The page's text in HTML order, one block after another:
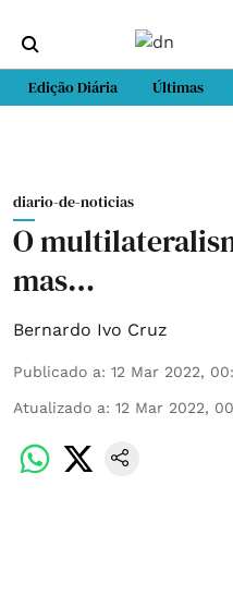
Edição Diária Últimas
diario-de-noticias
O
mas…
Bernardo Ivo Cruz
Publicado a: 12 Mar 2022,
Atualizado a: 12 Mar 2022,